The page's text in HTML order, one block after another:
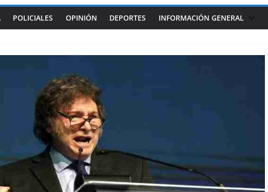
POLICIALES OPINIÓN DEPORTES INFORMACIÓN GENERAL